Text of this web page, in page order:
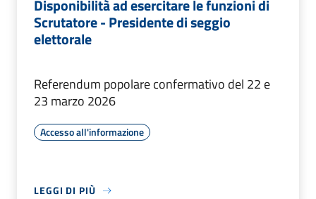
Disponibilità ad esercitare le funzioni di
Scrutatore - Presidente di seggio
elettorale
Referendum popolare confermativo del 22 e
23 marzo 2026
Accesso all'informazione
LEGGI DI PIÙ